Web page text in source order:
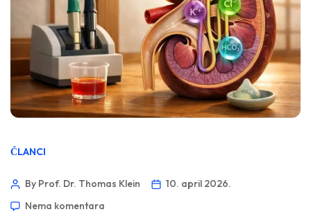
ČLANCI
By Prof. Dr. Thomas Klein
10. april 2026.
Nema komentara